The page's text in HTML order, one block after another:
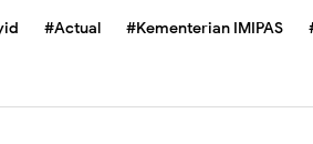
#Actual #Kementerian IMIPAS